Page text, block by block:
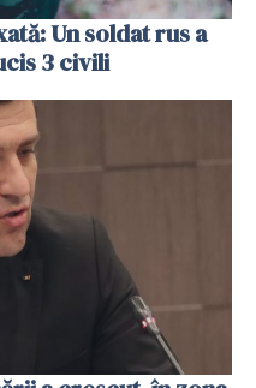
Un soldat rus a
3 civili